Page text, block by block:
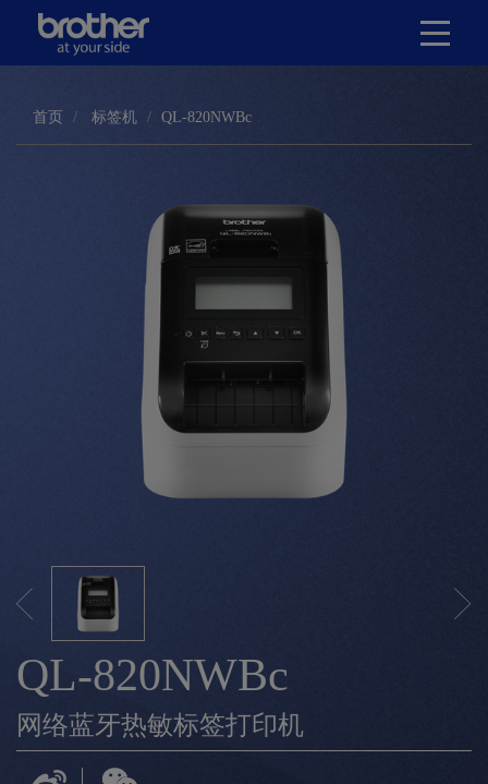
首页 标签机 QL-820NWBc
QL-820NWBc
网络蓝牙热敏标签打印机